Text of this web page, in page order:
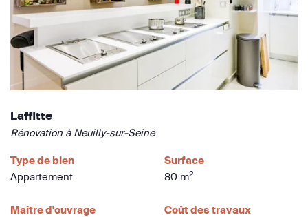
Laffitte
Rénovation à Neuilly-sur-Seine
Type de bien
Appartement
Surface
80 m2
Maître d'ouvrage
Coût des travaux